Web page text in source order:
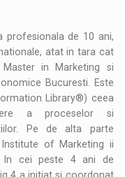
profesionala de 10 ani,
atat in tara cat
in Marketing si
Bucuresti. Este
Library®) ceea
a proceselor si
Pe de alta parte
of Marketing ii
In cei peste 4 ani de